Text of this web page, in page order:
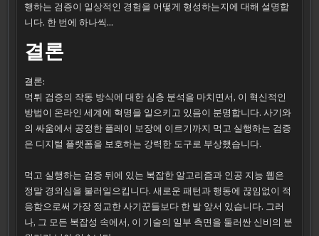
행하는 검증이 일상적인 경험을 어떻게 형성하는지에 대해 설명합
니다. 한 번에 하나씩…
결론
결론:
먹튀 검증의 작동 방식에 대한 심층 분석을 마치면서, 이 혁신적인
방법이 온라인 세계에 혁명을 일으키고 있음이 분명합니다. 사기와
의 싸움에서 공정한 플레이 보장에 이르기까지 먹고 실행하는 검증
은 디지털 플랫폼을 보호하는 강력한 도구로 부상했습니다.
먹고 실행하는 검증 뒤에 있는 복잡한 알고리즘과 인공 지능 웹은
정말 경외심을 불러일으킵니다. 새로운 패턴과 행동에 끊임없이 적
응함으로써 가장 정교한 사기꾼들보다 한 발 앞서 있습니다. 그러
나, 그 모든 복잡성 속에서, 이 기술의 일부 측면을 둘러싼 신비의 분